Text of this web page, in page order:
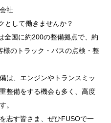
Fighter（販売終了モデ
中型トラック
Aero Queen/Ace
大型バス
デジタル製品
ついて
点検
アルラボ
の回収・リサイクル
扱いについて
針
ポート
いて
社
として働きませんか？
全国に約200の整備拠点で、約
のトラック・バスの点検・整
は、エンジンやトランスミッ
整備をする機会も多く、高度
。
志す皆さま、ぜひFUSOで一